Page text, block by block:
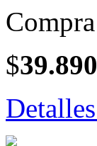
$39.890